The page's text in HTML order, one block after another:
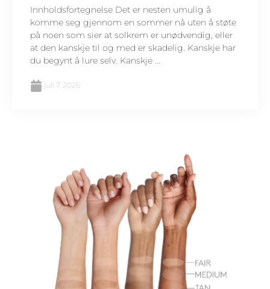
Innholdsfortegnelse Det er nesten umulig å
komme seg gjennom en sommer nå uten å støte
på noen som sier at solkrem er unødvendig, eller
at den kanskje til og med er skadelig. Kanskje har
du begynt å lure selv. Kanskje ...
juli 7, 2026